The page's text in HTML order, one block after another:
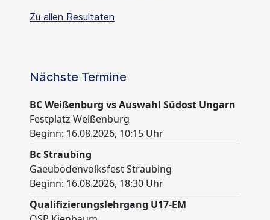
Zu allen Resultaten
Nächste Termine